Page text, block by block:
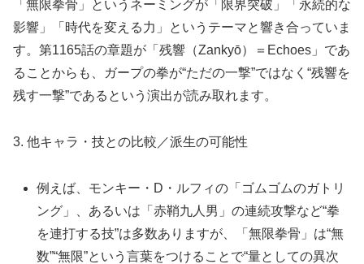
「無限拳骨」というネーミングが「限界突破」「永続的な
影響」「時代を変える力」というテーマと響き合っていま
す。第1165話の章題が「残響（Zankyō）＝Echoes」であ
ることからも、ガープの拳が“ただの一撃”ではなく“残響を
残す一撃”であるという演出が読み取れます。
3. 他キャラ・技との比較／派生の可能性
例えば、モンキー・D・ルフィの「ゴムゴムのガトリ
ング」、あるいは「赤鞘九人男」の連続攻撃など“拳
を連打する技”は多数ありますが、「無限拳骨」は“無
数”“無限”という言葉をつけることで“量としての異次